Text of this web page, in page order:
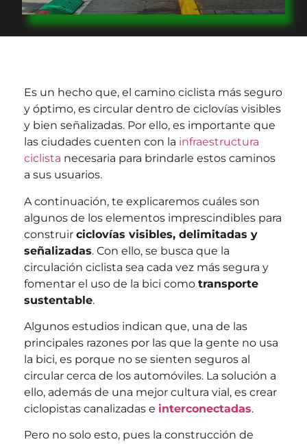
Es un hecho que, el camino ciclista más seguro
y óptimo, es circular dentro de ciclovías visibles
y bien señalizadas. Por ello, es importante que
las ciudades cuenten con la infraestructura
ciclista necesaria para brindarle estos caminos
a sus usuarios.
A continuación, te explicaremos cuáles son
algunos de los elementos imprescindibles para
construir ciclovías visibles, delimitadas y
señalizadas. Con ello, se busca que la
circulación ciclista sea cada vez más segura y
fomentar el uso de la bici como transporte
sustentable.
Algunos estudios indican que, una de las
principales razones por las que la gente no usa
la bici, es porque no se sienten seguros al
circular cerca de los automóviles. La solución a
ello, además de una mejor cultura vial, es crear
ciclopistas canalizadas e interconectadas.
Pero no solo esto, pues la construcción de